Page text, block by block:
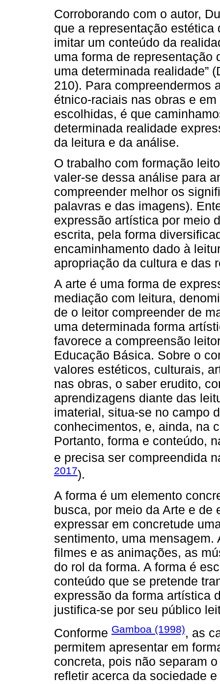
Corroborando com o autor,
que a representação
imitar um conteúdo da
uma forma de representação
uma determinada realidade”
210). Para compreendermos
étnico-raciais nas obras e
escolhidas, é que
determinada realidade
da leitura e da análise.
O trabalho com formação
valer-se dessa análise para
compreender melhor os
palavras e das imagens).
expressão artística por meio
escrita, pela forma
encaminhamento dado à
apropriação da cultura e das
A arte é uma forma de
mediação com leitura,
de o leitor compreender de
uma determinada forma
favorece a compreensão
Educação Básica. Sobre o
valores estéticos, culturais,
nas obras, o saber erudito,
aprendizagens diante das
imaterial, situa-se no campo
conhecimentos, e, ainda, na
Portanto, forma e conteúdo,
e precisa ser compreendida
2017).
A forma é um elemento
busca, por meio da Arte e
expressar em concretude
sentimento, uma
filmes e as animações, as
do rol da forma. A forma é
conteúdo que se pretende
expressão da forma artística
justifica-se por seu público
Conforme Gamboa (1998), as
permitem apresentar em
concreta, pois não separam
refletir acerca da sociedade